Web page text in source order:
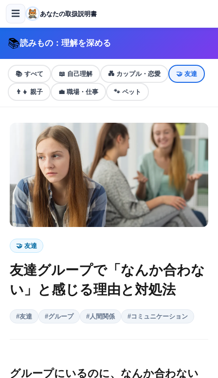
☰ あなたの取扱説明書
📚読みもの：理解を深める
📚 すべて 📖 自己理解 💑 カップル・恋愛 🤝 友達
👨‍👧 親子 💼 職場・仕事 🐾 ペット
🤝 友達
友達グループで「なんか合わな
い」と感じる理由と対処法
#友達 #グループ # 人間関係 #コミュニケーション
グループにいるのに、なんか合わない